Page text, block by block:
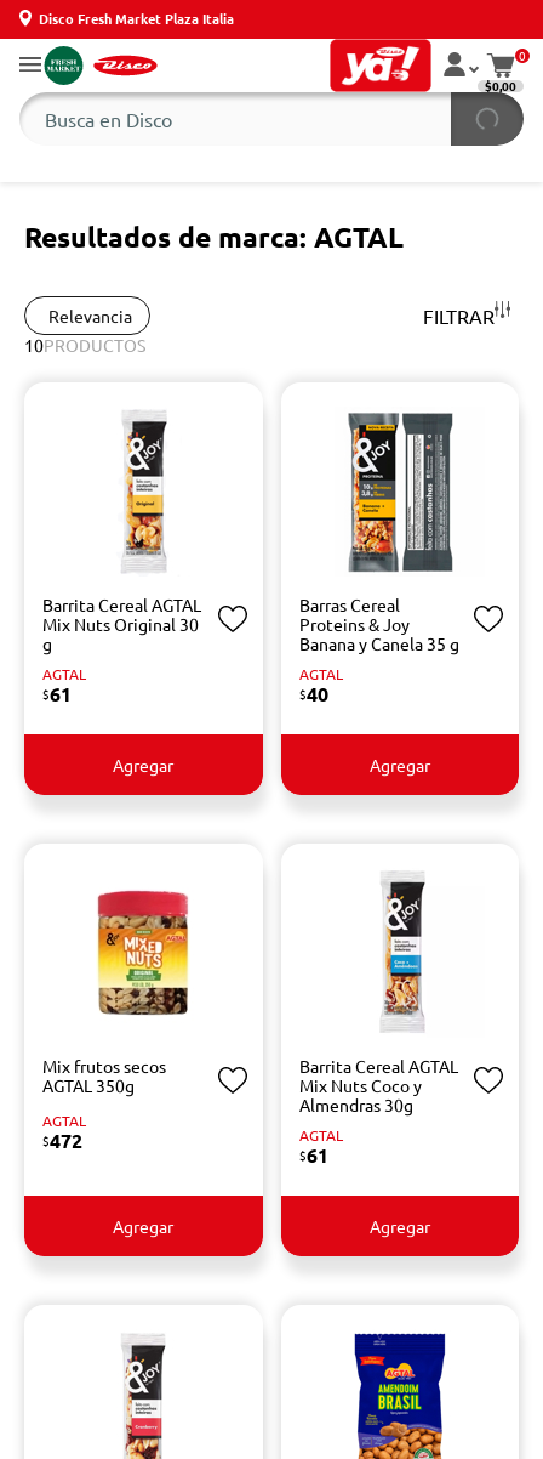
Disco Fresh Market Plaza Italia
0
$0,00
Resultados de marca: AGTAL
Relevancia FILTRAR
10PRODUCTOS
Barrita Cereal AGTAL
Mix Nuts Original 30
g
AGTAL
$61
Agregar
Barras Cereal
Proteins & Joy
Banana y Canela 35 g
AGTAL
$40
Agregar
Mix frutos secos
AGTAL 350g
AGTAL
$472
Agregar
Barrita Cereal AGTAL
Mix Nuts Coco y
Almendras 30g
AGTAL
$61
Agregar